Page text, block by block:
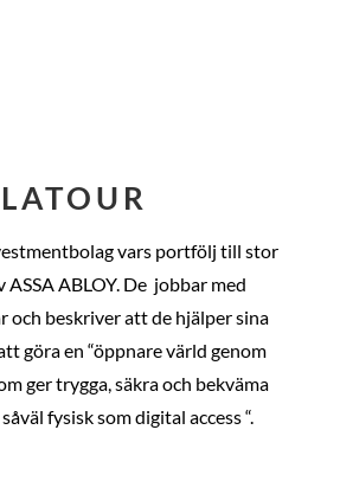
LATOUR
vars portfölj till stor
ASSA ABLOY. De jobbar med
och beskriver att de hjälper sina
göra en “öppnare värld genom
ger trygga, säkra och bekväma
fysisk som digital access “.